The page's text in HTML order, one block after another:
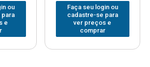
ou
e
Faça seu login ou
cadastre-se para
ver preços e
comprar